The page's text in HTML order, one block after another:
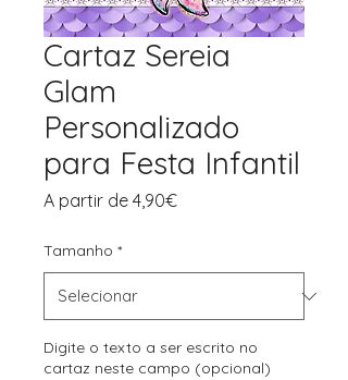
Cartaz Sereia
Glam
Personalizado
para Festa Infantil
A partir de 4,90€Preço
Tamanho *
Digite o texto a ser escrito no
cartaz neste campo (opcional)